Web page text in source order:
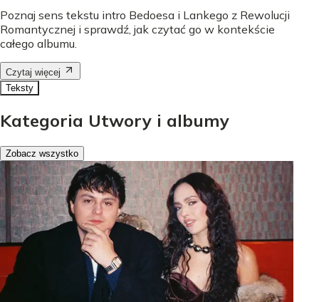
Poznaj sens tekstu intro Bedoesa i Lankego z Rewolucji
Romantycznej i sprawdź, jak czytać go w kontekście
całego albumu.
Czytaj więcej
Teksty
Kategoria Utwory i albumy
Zobacz wszystko